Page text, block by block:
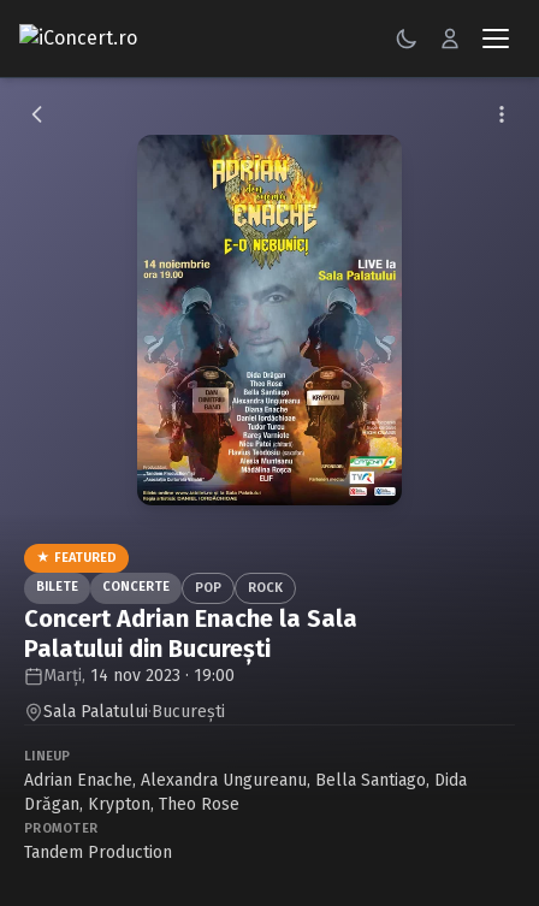
CONCERTE
Caută în site...
★ FEATURED
BILETE
CONCERTE POP ROCK
Concert Adrian Enache la Sala
Palatului din București
Marți, 14 nov 2023 · 19:00
Sala Palatului·Bucureşti
LINEUP
Adrian Enache, Alexandra Ungureanu, Bella Santiago, Dida
Drăgan, Krypton, Theo Rose
PROMOTER
Tandem Production